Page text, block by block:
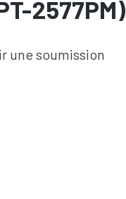
2577PM)
une soumission